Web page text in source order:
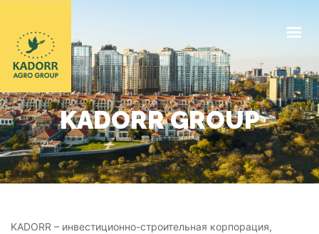
КОМПАНИЯ
ЭЛЕВАТОР
ЗАКУПОЧНЫЕ ЦЕНЫ
ДОГОВОРНАЯ БАЗА
НОВОСТИ
KADORR GROUP
KADORR – инвестиционно-строительная корпорация,